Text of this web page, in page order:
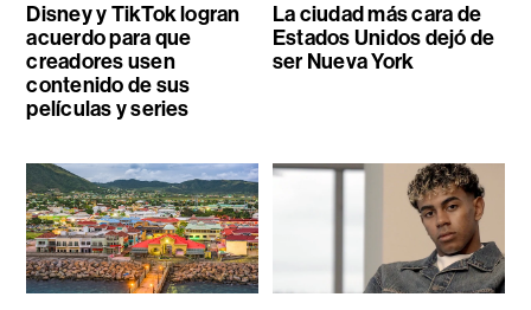
Disney y TikTok logran
acuerdo para que
creadores usen
contenido de sus
películas y series
La ciudad más cara de
Estados Unidos dejó de
ser Nueva York